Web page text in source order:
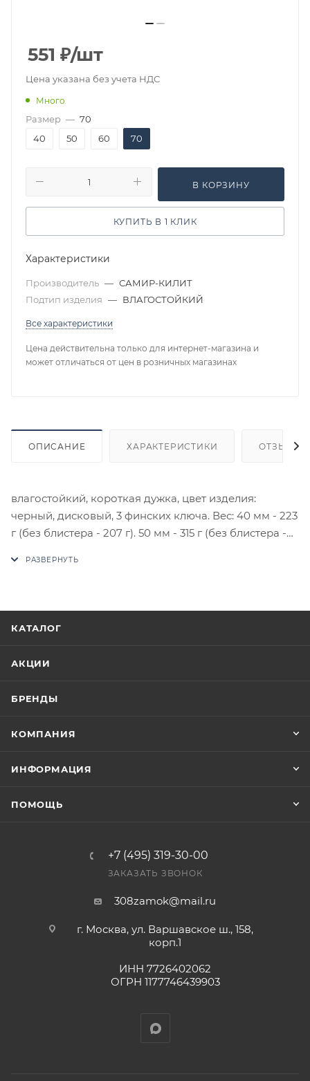
551 ₽/шт
Цена указана без учета НДС
Много
Размер — 70
40
50 60 70
В КОРЗИНУ
КУПИТЬ В 1 КЛИК
Характеристики
Производитель — САМИР-КИЛИТ
Подтип изделия — ВЛАГОСТОЙКИЙ
Все характеристики
Цена действительна только для интернет-магазина и
может отличаться от цен в розничных магазинах
ОПИСАНИЕ ХАРАКТЕРИСТИКИ ОТЗЫВЫ
влагостойкий, короткая дужка, цвет изделия:
черный, дисковый, 3 финских ключа. Вес: 40 мм - 223
г (без блистера - 207 г). 50 мм - 315 г (без блистера -
окончательными. После оформления заказа
заказ был получен.
Конечная цена будет отображена в высланном
Фактом подтверждения покупки будет считаться
КАТАЛОГ
АКЦИИ
БРЕНДЫ
КОМПАНИЯ
ИНФОРМАЦИЯ
ПОМОЩЬ
+7 (495) 319-30-00
ЗАКАЗАТЬ ЗВОНОК
308zamok@mail.ru
г. Москва, ул. Варшавское ш., 158,
корп.1
ИНН 7726402062
ОГРН 1177746439903